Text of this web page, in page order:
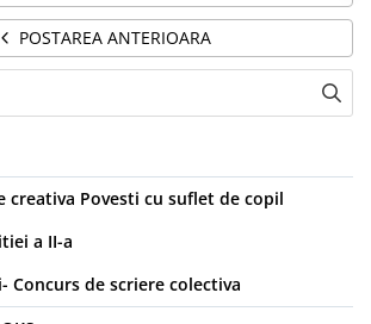
POSTAREA ANTERIOARA
creativa Povesti cu suflet de copil
a II-a
Concurs de scriere colectiva